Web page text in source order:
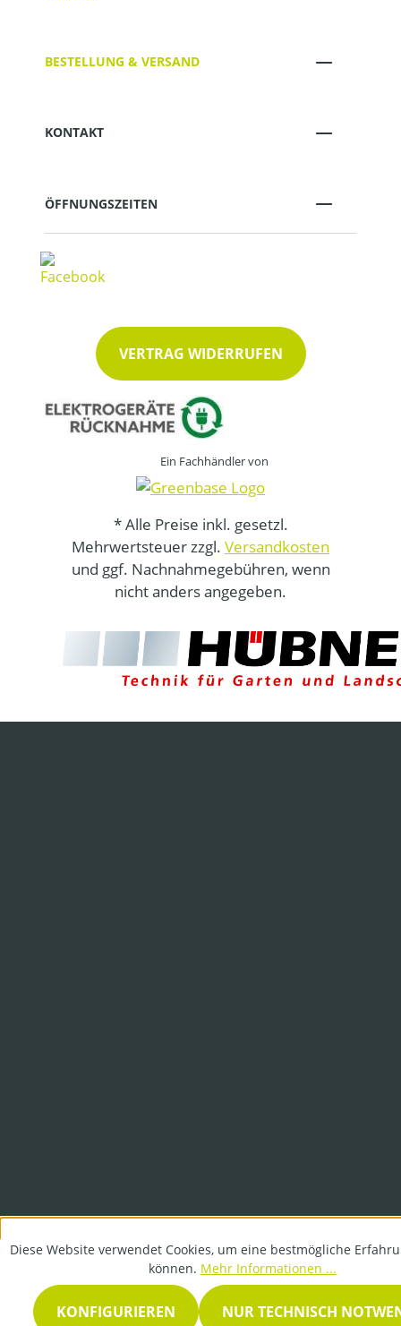
BESTELLUNG & VERSAND
KONTAKT
ÖFFNUNGSZEITEN
VERTRAG WIDERRUFEN
Ein Fachhändler von
* Alle Preise inkl. gesetzl.
Mehrwertsteuer zzgl. Versandkosten
und ggf. Nachnahmegebühren, wenn
nicht anders angegeben.
Diese Website verwendet Cookies, um eine bestmögliche
können. Mehr Informationen ...
NUR TECHNISCH
KONFIGURIEREN